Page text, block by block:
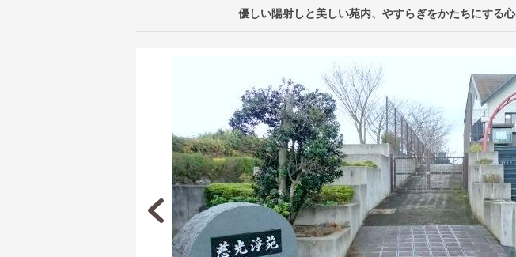
優しい陽射しと美しい苑内、やすらぎをかたちにする